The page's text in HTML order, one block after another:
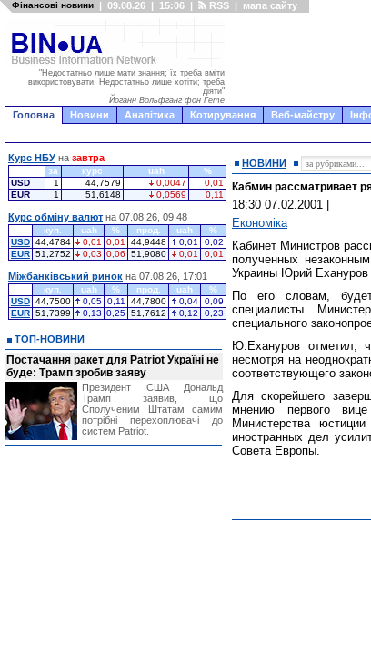
Фінансові новини | 09.08.26 | 15:06 | RSS | мапа сайту
"Недостатньо лише мати знання; їх треба вміти
використовувати. Недостатньо лише хотіти; треба
діяти"
Йоганн Вольфганг фон Гете
Головна Новини Аналітика Котирування Веб-майстру
НОВИНИ
Кабмин рассматривает
18:30 07.02.2001
Економіка
Кабинет Министров
полученных
Украины Юрий Ехануров
По его словам,
специалисты
специального
Ю.Ехануров отметил,
несмотря на
соответствующего
Для скорейшего
мнению первого
Министерства
иностранных дел
Совета Европы.
Курс НБУ на завтра
за курс uah
%
USD
1 44,7579 0,0047
0,01
EUR
1 51,6148 0,0569 0,11
Курс обміну валют на 07.08.26, 09:48
куп. uah % прод. uah
%
USD 44,4784 0,01 0,01 44,9448 0,01
0,02
EUR 51,2752 0,03 0,06 51,9080 0,01 0,01
Міжбанківський ринок на 07.08.26, 17:01
куп. uah % прод. uah
%
USD 44,7500 0,05 0,11 44,7800 0,04
0,09
EUR 51,7399 0,13 0,25 51,7612 0,12 0,23
ТОП-НОВИНИ
Постачання ракет для Patriot Україні не
буде: Трамп зробив заяву
Президент США Дональд
Трамп заявив, що
Сполученим Штатам самим
потрібні перехоплювачі до
систем Patriot.